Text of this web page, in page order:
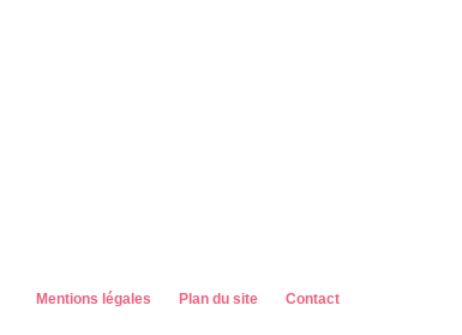
Mentions légales Plan du site Contact